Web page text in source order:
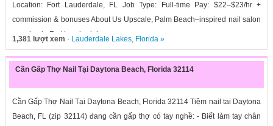
Location: Fort Lauderdale, FL Job Type: Full-time Pay: $22–$23/hr +
commission & bonuses About Us Upscale, Palm Beach–inspired nail salon
opening in Fort Lauderdale....
1,381 lượt xem · Lauderdale Lakes, Florida»
Cần Gấp Thợ Nail Tại Daytona Beach, Florida 32114
Cần Gấp Thợ Nail Tại Daytona Beach, Florida 32114 Tiệm nail tại Daytona
Beach, FL (zip 32114) đang cần gấp thợ có tay nghề: - Biết làm tay chân